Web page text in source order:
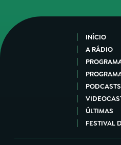
INÍCIO
A RÁDIO
PODCASTS
ÚLTIMAS
FESTIVAL